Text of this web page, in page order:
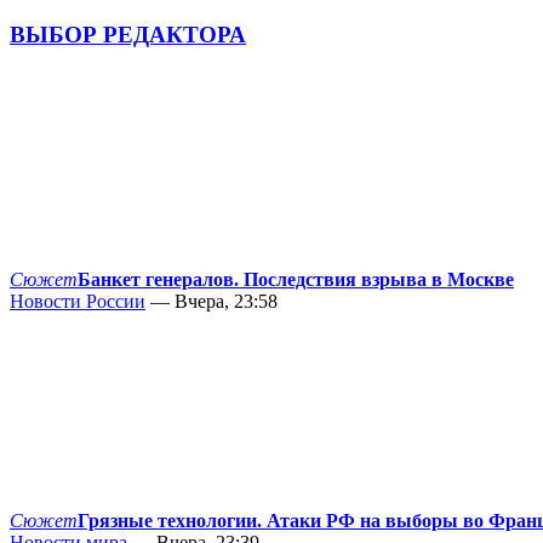
ВЫБОР РЕДАКТОРА
СюжетБанкет генералов. Последствия взрыва в Москве
Новости России — Вчера, 23:58
СюжетГрязные технологии. Атаки РФ на выборы во